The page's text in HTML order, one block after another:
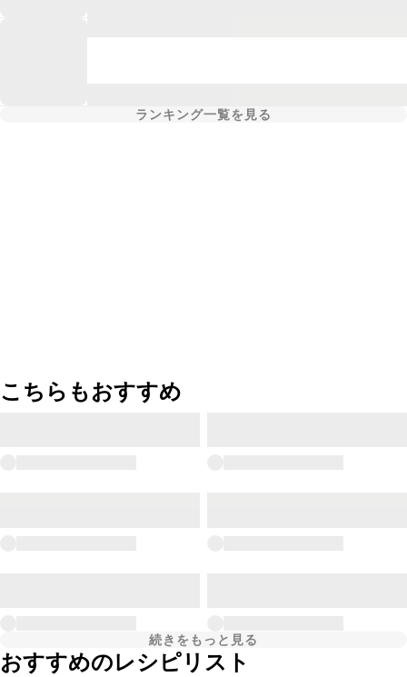
ランキング一覧を見る
こちらもおすすめ
続きをもっと見る
おすすめのレシピリスト